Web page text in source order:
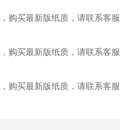
购买最新版纸质，请联系客服
购买最新版纸质，请联系客服
购买最新版纸质，请联系客服